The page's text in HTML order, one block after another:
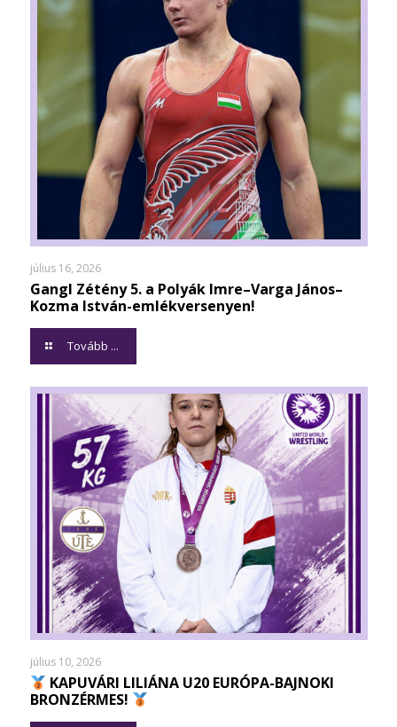
július 16, 2026
Gangl Zétény 5. a Polyák Imre–Varga János–
Kozma István-emlékversenyen!
Tovább ...
július 10, 2026
KAPUVÁRI LILIÁNA U20 EURÓPA-BAJNOKI
BRONZÉRMES!